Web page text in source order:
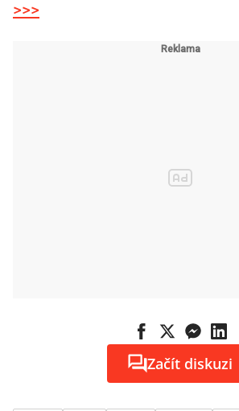
>>>
Začít diskuzi